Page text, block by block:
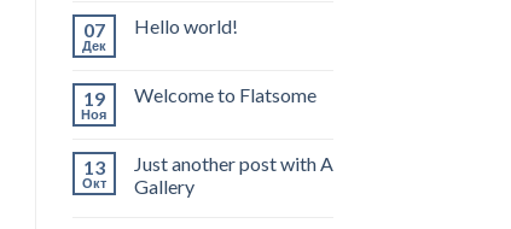
07
Дек
Hello world!
19
Ноя
Welcome to Flatsome
13
Окт
Just another post with A
Gallery